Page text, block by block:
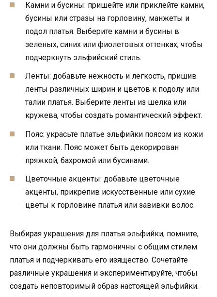
Камни и бусины: пришейте или приклейте камни,
бусины или стразы на горловину, манжеты и
подол платья. Выберите камни и бусины в
зеленых, синих или фиолетовых оттенках, чтобы
подчеркнуть эльфийский стиль.
Ленты: добавьте нежность и легкость, пришив
ленты различных ширин и цветов к подолу или
талии платья. Выберите ленты из шелка или
кружева, чтобы создать романтический эффект.
Пояс: украсьте платье эльфийки поясом из кожи
или ткани. Пояс может быть декорирован
пряжкой, бахромой или бусинами.
Цветочные акценты: добавьте цветочные
акценты, прикрепив искусственные или сухие
цветы к горловине платья или завивки волос.
Выбирая украшения для платья эльфийки, помните,
что они должны быть гармоничны с общим стилем
платья и подчеркивать его изящество. Сочетайте
различные украшения и экспериментируйте, чтобы
создать неповторимый образ настоящей эльфийки.